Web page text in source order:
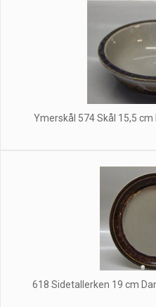
Ymerskål 574 Skål 15,5 cm
618 Sidetallerken 19 cm